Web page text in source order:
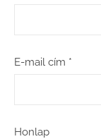
E-mail cím *
Honlap